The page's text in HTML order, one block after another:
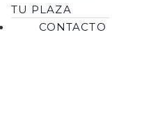
TU PLAZA
CONTACTO